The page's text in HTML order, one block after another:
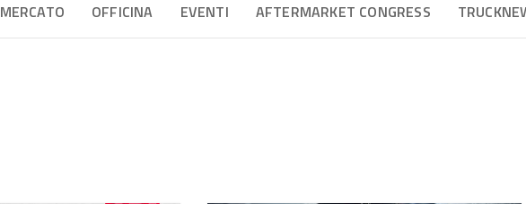
MERCATO OFFICINA EVENTI AFTERMARKET CONGRESS